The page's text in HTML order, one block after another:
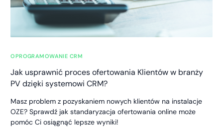
OPROGRAMOWANIE CRM
Jak usprawnić proces ofertowania Klientów w branży
PV dzięki systemowi CRM?
Masz problem z pozyskaniem nowych klientów na instalacje
OZE? Sprawdź jak standaryzacja ofertowania online może
pomóc Ci osiągnąć lepsze wyniki!